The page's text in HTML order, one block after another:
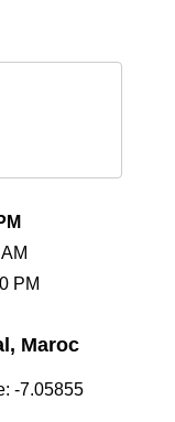
PM
Maroc
-7.05855